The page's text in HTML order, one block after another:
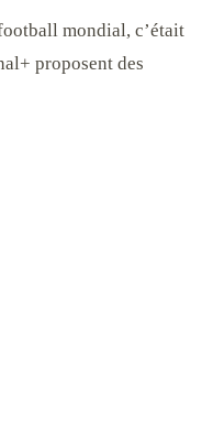
mondial, c’était
proposent des